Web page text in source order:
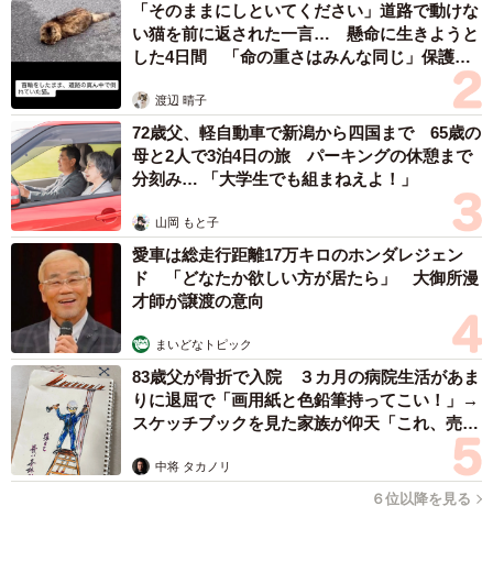
共感した女性→リビングの本棚に140冊を積
読 「家に自分だけの本屋さん」
山岡 もと子
友人のマンション敷地内に度々車を停めていたら…注意の貼り
紙でナンバーをさらされました【弁護士が解説】
長澤 芳子
2026.08.07
【漫画】「高い家賃を払えるのに、まだ欲し